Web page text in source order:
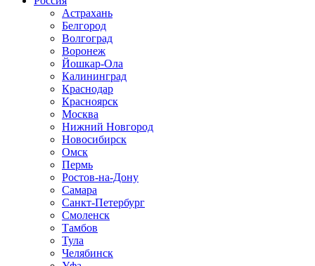
Астрахань
Белгород
Волгоград
Воронеж
Йошкар-Ола
Калининград
Краснодар
Красноярск
Москва
Нижний Новгород
Новосибирск
Омск
Пермь
Ростов-на-Дону
Самара
Санкт-Петербург
Смоленск
Тамбов
Тула
Челябинск